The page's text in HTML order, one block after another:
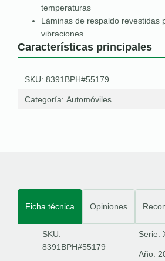
temperaturas
Láminas de respaldo revestidas
vibraciones
Características principales
SKU: 8391BPH#55179
Categoría: Automóviles
Ficha técnica Opiniones
SKU:
8391BPH#55179
Serie:
Año: